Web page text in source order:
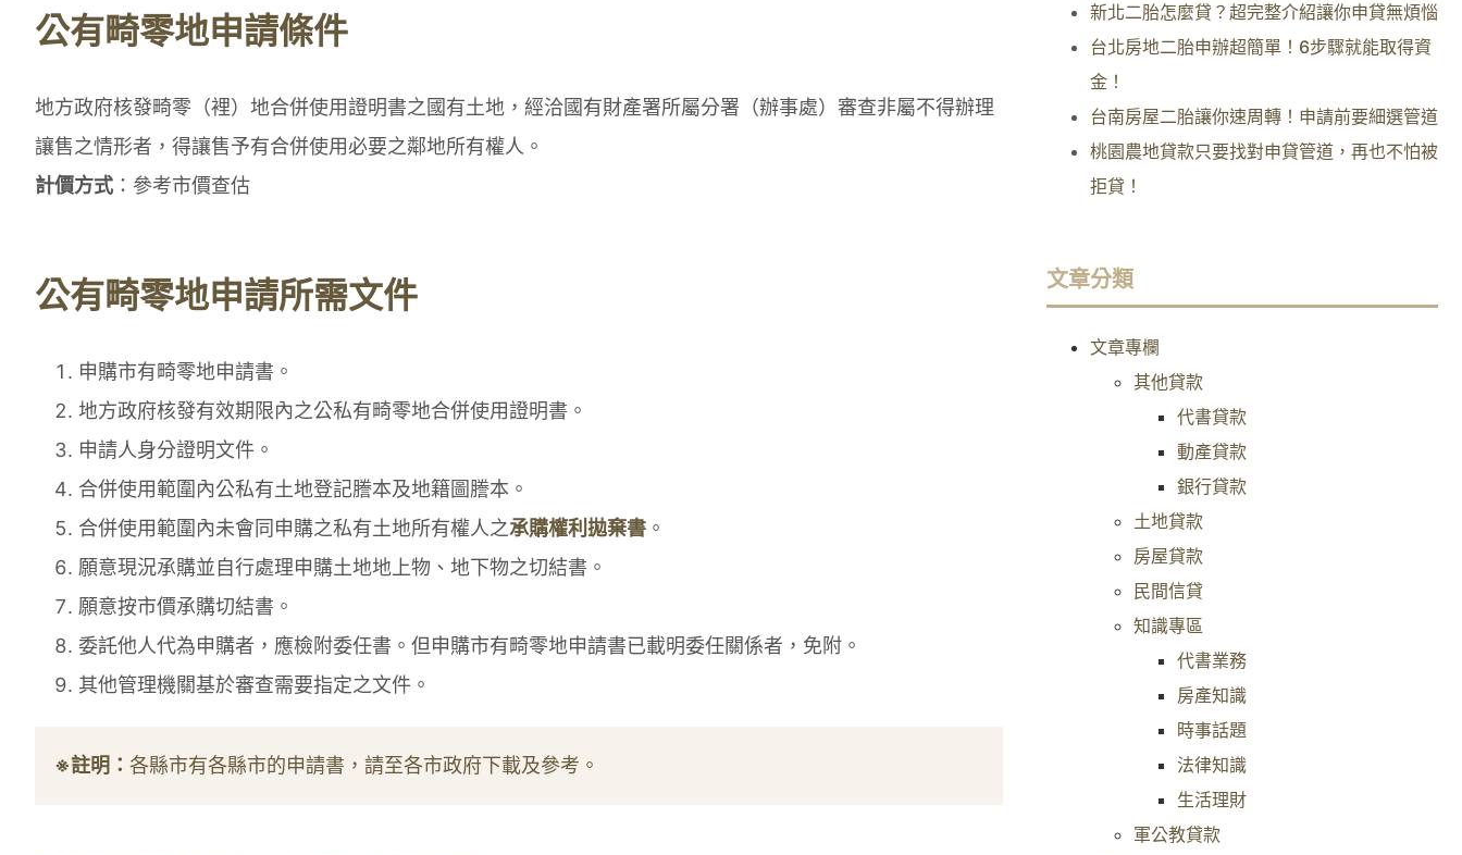
公有畸零地申請條件
地方政府核發畸零（裡）地合併使用證明書之國有土地，經洽國有財產署所屬分署（辦事處）審查非屬不得辦理
讓售之情形者，得讓售予有合併使用必要之鄰地所有權人。
計價方式 ：參考市價查估
公有畸零地申請所需文件
申購市有畸零地申請書。
地方政府核發有效期限內之公私有畸零地合併使用證明書。
申請人身分證明文件。
合併使用範圍內公私有土地登記謄本及地籍圖謄本。
合併使用範圍內未會同申購之私有土地所有權人之承購權利拋棄書 。
願意現況承購並自行處理申購土地地上物、地下物之切結書。
願意按市價承購切結書。
委託他人代為申購者，應檢附委任書。但申購市有畸零地申請書已載明委任關係者，免附。
其他管理機關基於審查需要指定之文件。
※註明： 各縣市有各縣市的申請書，請至各市政府下載及參考。
新北二胎怎麼貸？超完整介紹讓你申貸無煩惱
台北房地二胎申辦超簡單！6步驟就能取得資
金！
台南房屋二胎讓你速周轉！申請前要細選管道
桃園農地貸款只要找對申貸管道，再也不怕被
拒貸！
文章分類
文章專欄
其他貸款
代書貸款
動產貸款
銀行貸款
土地貸款
房屋貸款
民間信貸
知識專區
代書業務
房產知識
時事話題
法律知識
生活理財
軍公教貸款